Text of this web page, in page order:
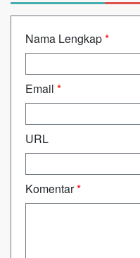
Nama Lengkap*
Email *
URL
Komentar*